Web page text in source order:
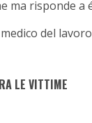
ma risponde a
del
LE VITTIME